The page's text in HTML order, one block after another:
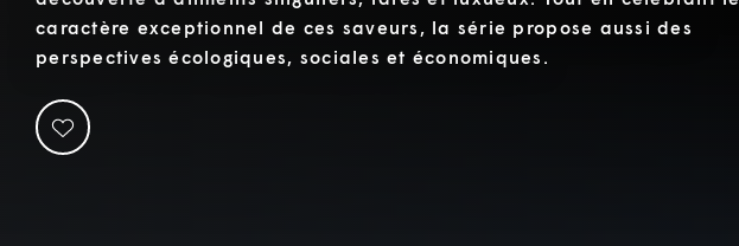
caractère exceptionnel de ces saveurs, la série propose aussi des
perspectives écologiques, sociales et économiques.